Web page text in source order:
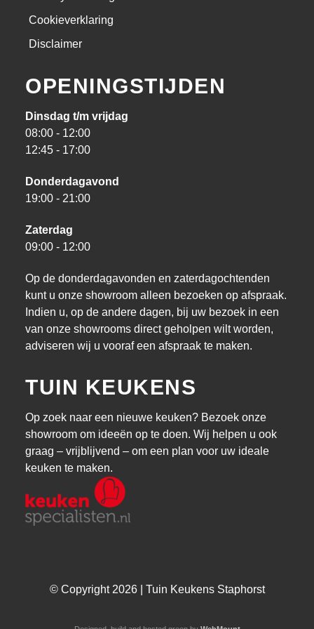
Cookieverklaring
Disclaimer
OPENINGSTIJDEN
Dinsdag t/m vrijdag
08:00 - 12:00
12:45 - 17:00
Donderdagavond
19:00 - 21:00
Zaterdag
09:00 - 12:00
Op de donderdagavonden en zaterdagochtenden
kunt u onze showroom alleen bezoeken op afspraak.
Indien u, op de andere dagen, bij uw bezoek in een
van onze showrooms direct geholpen wilt worden,
adviseren wij u vooraf een afspraak te maken.
TUIN KEUKENS
Op zoek naar een nieuwe keuken? Bezoek onze
showroom om ideeën op te doen. Wij helpen u ook
graag – vrijblijvend – om een plan voor uw ideale
keuken te maken.
© Copyright 2026 | Tuin Keukens Staphorst